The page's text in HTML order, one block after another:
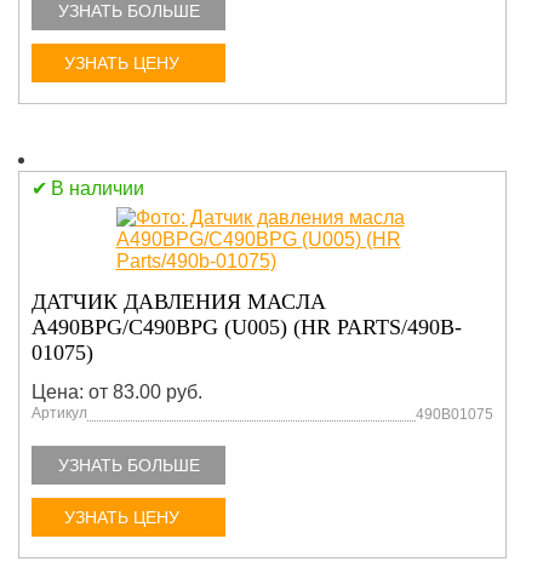
УЗНАТЬ БОЛЬШЕ
УЗНАТЬ ЦЕНУ
В наличии
ДАТЧИК ДАВЛЕНИЯ МАСЛА
A490BPG/C490BPG (U005) (HR PARTS/490B-
01075)
Цена: от 83.00 руб.
Артикул 490B01075
УЗНАТЬ БОЛЬШЕ
УЗНАТЬ ЦЕНУ